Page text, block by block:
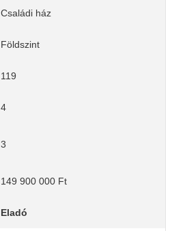
Családi ház
Földszint
119
4
3
149 900 000 Ft
Eladó